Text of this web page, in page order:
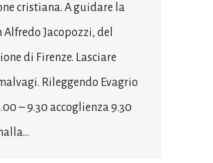
cristiana. A guidare la
Jacopozzi, del
di Firenze. Lasciare
Rileggendo Evagrio
– 9.30 accoglienza 9.30